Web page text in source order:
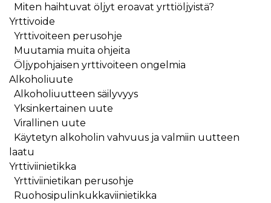
Miten haihtuvat öljyt eroavat yrttiöljyistä?
Yrttivoide
Yrttivoiteen perusohje
Muutamia muita ohjeita
Öljypohjaisen yrttivoiteen ongelmia
Alkoholiuute
Alkoholiuutteen säilyvyys
Yksinkertainen uute
Virallinen uute
Käytetyn alkoholin vahvuus ja valmiin uutteen
laatu
Yrttiviinietikka
Yrttiviinietikan perusohje
Ruohosipulinkukkaviinietikka